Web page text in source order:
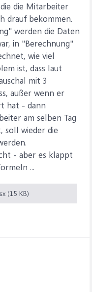
die Mitarbeiter
drauf bekommen.
werden die Daten
in "Berechnung"
wie viel
ist, dass laut
mit 3
außer wenn er
hat - dann
am selben Tag
soll wieder die
- aber es klappt
...
(15 KB)